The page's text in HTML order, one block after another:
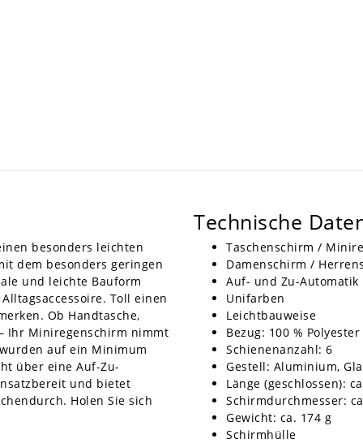
besonders leichten
dem besonders geringen
und leichte Bauform
Toll einen
Ob Handtasche,
Ihr Miniregenschirm nimmt
auf ein Minimum
über eine Auf-Zu-
und bietet
Holen Sie sich
Technische
Taschenschirm /
Damenschirm /
Auf- und Zu-Automatik
Unifarben
Leichtbauweise
Bezug: 100 % Polyester
Schienenanzahl: 6
Gestell: Aluminium,
Länge (geschlossen):
Schirmdurchmesser:
Gewicht: ca. 174 g
Schirmhülle